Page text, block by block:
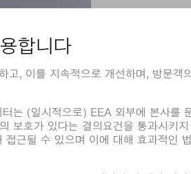
칩 제조
TRUMPF